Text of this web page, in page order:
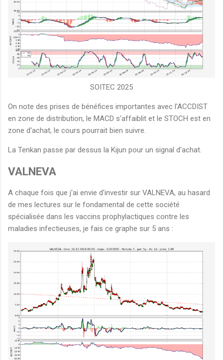
SOITEC 2025
On note des prises de bénéfices importantes avec l'ACCDIST
en zone de distribution, le MACD s'affaiblit et le STOCH est en
zone d'achat, le cours pourrait bien suivre.
La Tenkan passe par dessus la Kijun pour un signal d'achat.
VALNEVA
A chaque fois que j'ai envie d'investir sur VALNEVA, au hasard
de mes lectures sur le fondamental de cette société
spécialisée dans les vaccins prophylactiques contre les
maladies infectieuses, je fais ce graphe sur 5 ans :